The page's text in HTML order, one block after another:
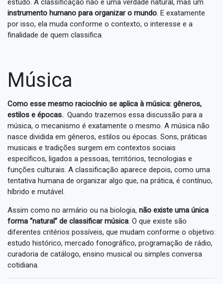
estudo. A classificação não é uma verdade natural, mas um
instrumento humano para organizar o mundo. E exatamente
por isso, ela muda conforme o contexto, o interesse e a
finalidade de quem classifica.
Música
Como esse mesmo raciocínio se aplica à música: gêneros,
estilos e épocas. Quando trazemos essa discussão para a
música, o mecanismo é exatamente o mesmo. A música não
nasce dividida em gêneros, estilos ou épocas. Sons, práticas
musicais e tradições surgem em contextos sociais
específicos, ligados a pessoas, territórios, tecnologias e
funções culturais. A classificação aparece depois, como uma
tentativa humana de organizar algo que, na prática, é contínuo,
híbrido e mutável.
Assim como no armário ou na biologia, não existe uma única
forma “natural” de classificar música . O que existe são
diferentes critérios possíveis, que mudam conforme o objetivo:
estudo histórico, mercado fonográfico, programação de rádio,
curadoria de catálogo, ensino musical ou simples conversa
cotidiana.